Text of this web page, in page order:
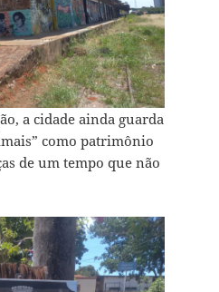
a cidade ainda guarda
como patrimônio
de um tempo que não